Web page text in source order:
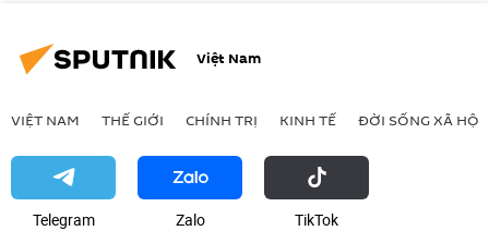
Việt Nam
VIỆT NAM THẾ GIỚI CHÍNH TRỊ KINH TẾ ĐỜI SỐNG XÃ HỘI
Telegram Zalo ТikТоk